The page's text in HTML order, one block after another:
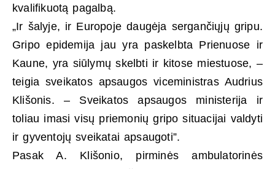
kvalifikuotą pagalbą.
„Ir šalyje, ir Europoje daugėja sergančiųjų gripu.
Gripo epidemija jau yra paskelbta Prienuose ir
Kaune, yra siūlymų skelbti ir kitose miestuose, –
teigia sveikatos apsaugos viceministras Audrius
Klišonis. – Sveikatos apsaugos ministerija ir
toliau imasi visų priemonių gripo situacijai valdyti
ir gyventojų sveikatai apsaugoti”.
Pasak A. Klišonio, pirminės ambulatorinės